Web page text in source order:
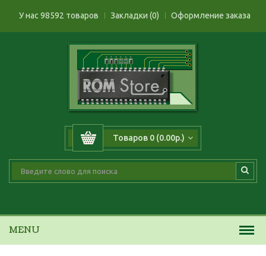
У нас 98592 товаров Закладки (0) Оформление заказа
Товаров 0 (0.00р.)
MENU